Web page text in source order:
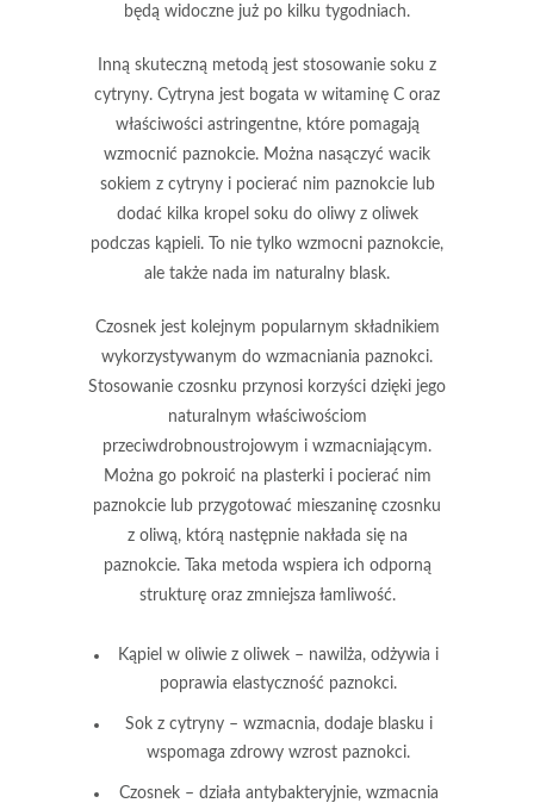
będą widoczne już po kilku tygodniach.
Inną skuteczną metodą jest stosowanie soku z
cytryny. Cytryna jest bogata w witaminę C oraz
właściwości astringentne, które pomagają
wzmocnić paznokcie. Można nasączyć wacik
sokiem z cytryny i pocierać nim paznokcie lub
dodać kilka kropel soku do oliwy z oliwek
podczas kąpieli. To nie tylko wzmocni paznokcie,
ale także nada im naturalny blask.
Czosnek jest kolejnym popularnym składnikiem
wykorzystywanym do wzmacniania paznokci.
Stosowanie czosnku przynosi korzyści dzięki jego
naturalnym właściwościom
przeciwdrobnoustrojowym i wzmacniającym.
Można go pokroić na plasterki i pocierać nim
paznokcie lub przygotować mieszaninę czosnku
z oliwą, którą następnie nakłada się na
paznokcie. Taka metoda wspiera ich odporną
strukturę oraz zmniejsza łamliwość.
Kąpiel w oliwie z oliwek – nawilża, odżywia i
poprawia elastyczność paznokci.
Sok z cytryny– wzmacnia, dodaje blasku i
wspomaga zdrowy wzrost paznokci.
Czosnek– działa antybakteryjnie, wzmacnia